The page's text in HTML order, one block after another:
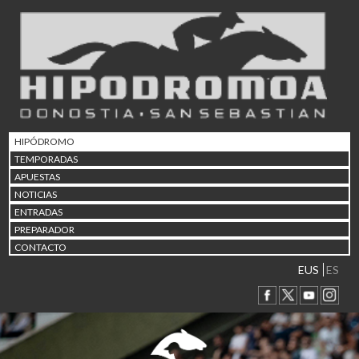
HIPÓDROMO
TEMPORADAS
APUESTAS
NOTICIAS
ENTRADAS
PREPARADOR
CONTACTO
EUS ES
02/08 17:30 Abuztuaren 2a / 2 de
Abuztuaren 9a / 9 de
12/08 12:08 Abuztaren 12a / 12 de
15/08 17:05 Abuztuaren 15a / 15 de
23/08 17:30 Abuztuaren 23a / 23 de
30/08 17:30 Abuztuaren 30a / 30 de
02/09 11:15
06/09 17:30 Irailaren 6a / 6 de
Irailaren 13a / 13 de
30/09 11:30 Irailaren 30a / 30 de